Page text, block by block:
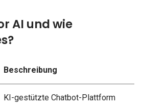
AI und wie
Beschreibung
KI-gestützte Chatbot-Plattform